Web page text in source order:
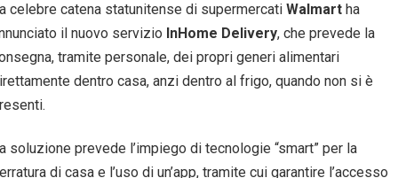
celebre catena statunitense di supermercati Walmart ha
il nuovo servizio InHome Delivery, che prevede la
tramite personale, dei propri generi alimentari
dentro casa, anzi dentro al frigo, quando non si è
soluzione prevede l’impiego di tecnologie “smart” per la
di casa e l’uso di un’app, tramite cui garantire l’accesso